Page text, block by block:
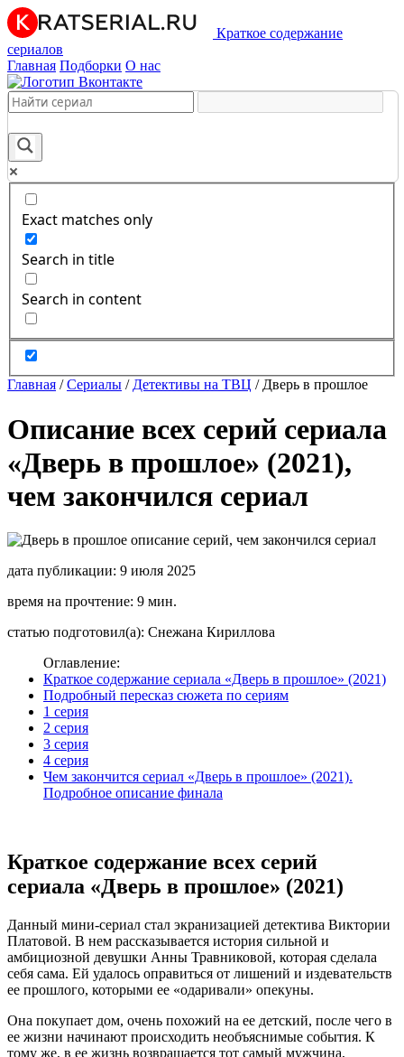
Краткое содержание
сериалов
Главная Подборки О нас
Exact matches only
Search in title
Search in content
Главная /Сериалы / Детективы на ТВЦ / Дверь в прошлое
Описание всех серий сериала
«Дверь в прошлое» (2021),
чем закончился сериал
дата публикации: 9 июля 2025
время на прочтение: 9 мин.
статью подготовил(а): Снежана Кириллова
Оглавление:
Краткое содержание сериала «Дверь в прошлое» (2021)
Подробный пересказ сюжета по сериям
1 серия
2 серия
3 серия
4 серия
Чем закончится сериал «Дверь в прошлое» (2021).
Подробное описание финала
Краткое содержание всех серий
сериала «Дверь в прошлое» (2021)
Данный мини-сериал стал экранизацией детектива Виктории
Платовой. В нем рассказывается история сильной и
амбициозной девушки Анны Травниковой, которая сделала
себя сама. Ей удалось оправиться от лишений и издевательств
ее прошлого, которыми ее «одаривали» опекуны.
Она покупает дом, очень похожий на ее детский, после чего в
ее жизни начинают происходить необъяснимые события. К
тому же, в ее жизнь возвращается тот самый мужчина,